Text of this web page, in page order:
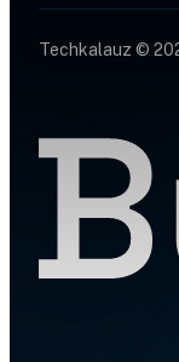
Techkalauz ©